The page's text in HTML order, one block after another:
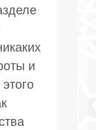
и